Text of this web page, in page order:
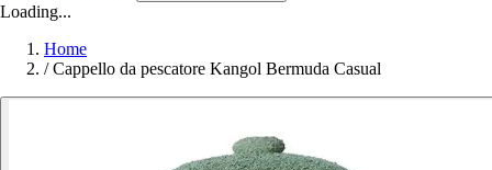
Loading...
Home
/ Cappello da pescatore Kangol Bermuda Casual